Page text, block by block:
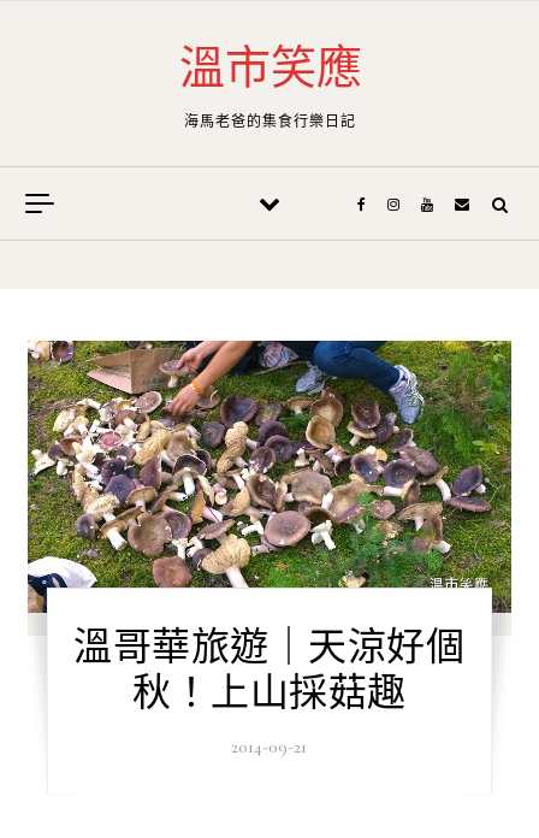
溫市笑應
海馬老爸的集食行樂日記
溫哥華旅遊｜天涼好個
秋！上山採菇趣
2014-09-21